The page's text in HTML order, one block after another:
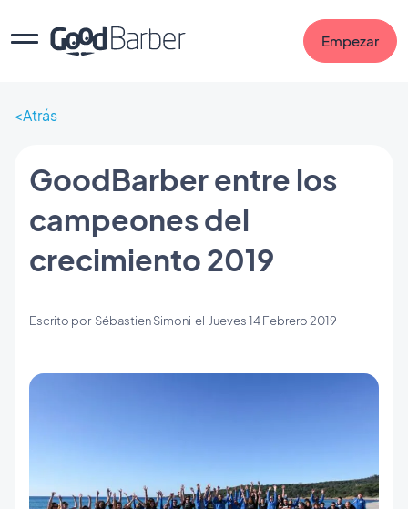
Empezar
Atrás
GoodBarber entre los
campeones del
crecimiento 2019
Escrito por Sébastien Simoni el Jueves 14 Febrero 2019